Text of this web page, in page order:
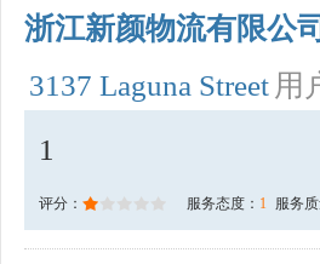
浙江新颜物流有限公司
3137 Laguna Street 用
1
评分： 服务态度： 1 服务质